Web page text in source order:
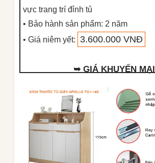
vực trang trí đỉnh tủ
• Bảo hành sản phẩm: 2 năm
• Giá niêm yết:
3.600.000 VNĐ
➥ GIÁ KHUYẾN MẠI
2.800.000 VNĐ
Đặt mua